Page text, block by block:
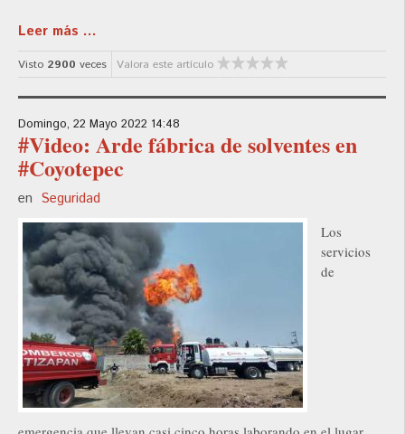
Leer más ...
Visto 2900 veces Valora este artículo
Domingo, 22 Mayo 2022 14:48
#Video: Arde fábrica de solventes en
#Coyotepec
en Seguridad
Los
servicios
de